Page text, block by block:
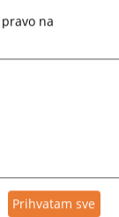
na
Prihvatam sve